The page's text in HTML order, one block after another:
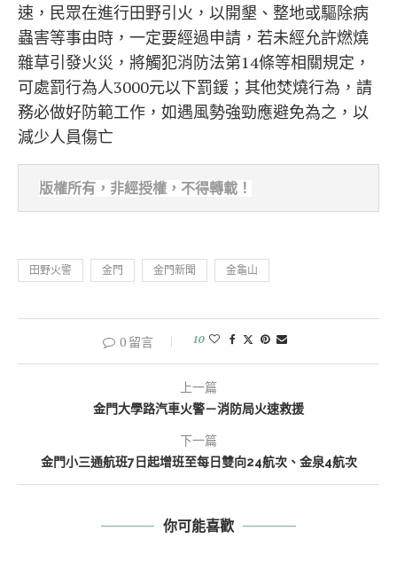
速，民眾在進行田野引火，以開墾、整地或驅除病
蟲害等事由時，一定要經過申請，若未經允許燃燒
雜草引發火災，將觸犯消防法第14條等相關規定，
可處罰行為人3000元以下罰鍰；其他焚燒行為，請
務必做好防範工作，如遇風勢強勁應避免為之，以
減少人員傷亡
版權所有，非經授權，不得轉載！
田野火警 金門 金門新聞 金龜山
0 留言 10
上一篇
金門大學路汽車火警－消防局火速救援
下一篇
金門小三通航班7日起增班至每日雙向24航次、金泉4航次
你可能喜歡